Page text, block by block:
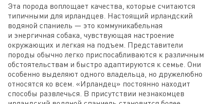
Эта порода воплощает качества, которые считаются
типичными для ирландцев. Настоящий ирландский
водяной спаниель — это коммуникабельная
и энергичная собака, чувствующая настроение
окружающих и легкая на подъем. Представители
породы обычно легко приспосабливаются к различным
обстоятельствам и быстро адаптируются к семье. Они
особенно выделяют одного владельца, но дружелюбно
относятся ко всем. «Ирландец» постоянно находит
способы развлечься. В присутствии незнакомцев